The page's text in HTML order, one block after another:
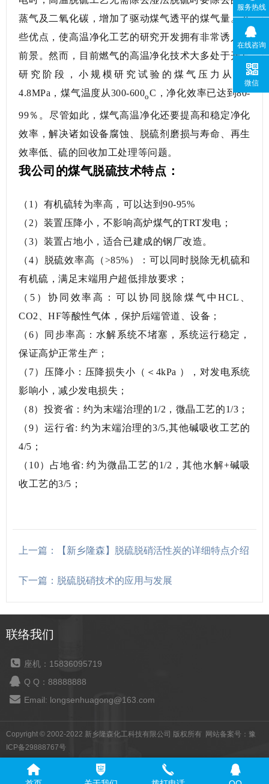
蒸气及二氧化碳，增加了驱动煤气透平的煤气量。这
些优点，使高温净化工艺的研究开发拥有非常诱人的
前景。然而，目前燃气的高温净化技术大多处于开发
研究阶段，小规模研究试验的煤气压力从0.1-
4.8MPa，煤气温度从300-600oC，净化效率已达到80-
99％。尽管如此，煤气高温净化还要提高和稳定净化
效率，解决诸如设备腐蚀、脱硫剂磨损与寿命、再生
效率低、硫的回收加工处理等问题。
我公司的煤气脱硫技术特点：
（1）有机硫转为率高，可以达到90-95%
（2）装置压降小，不影响高炉煤气的TRT发电；
（3）装置占地小，适合已建成的钢厂改造。
（4）脱硫效率高（>85%）：可以同时脱除无机硫和
有机硫，满足末端用户超低排放要求；
（5）协同效率高：可以协同脱除煤气中HCL、
CO2、HF等酸性气体，保护后端管道、设备；
（6）同步率高：水解系统不堵塞，系统运行稳定，
保证高炉正常生产；
（7）压降小：压降损失小（＜4kPa ），对发电系统
影响小，减少发电损失；
（8）投资省：约为末端治理的1/2，微晶工艺的1/3；
（9）运行省: 约为末端治理的3/5,其他碱吸收工艺的
4/5；
（10）占地省: 约为微晶工艺的1/2，其他水解+碱吸
收工艺的3/5；
上一篇：【新乡隆森】脱硫脱硝活性炭的详细特点介绍
下一篇：脱硫脱硝技术的应用与发展
联络我们
座机：15836095719
Q Q：88888888
Email: longsenhuagong@163.com
Copyright © 2002-2022 新乡隆森化工科技有限公司 版权所有 网站备案号： 豫
ICP备29888767号
服务热线
在线咨询
微信